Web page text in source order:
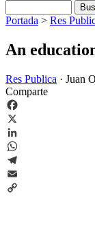
Portada > Res
An
Res Publica · Juan
Comparte
Facebook
X
LinkedIn
WhatsApp
Telegram
Email